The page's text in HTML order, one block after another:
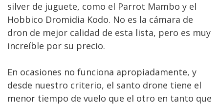
silver de juguete, como el Parrot Mambo y el
Hobbico Dromidia Kodo. No es la cámara de
dron de mejor calidad de esta lista, pero es muy
increíble por su precio.
En ocasiones no funciona apropiadamente, y
desde nuestro criterio, el santo drone tiene el
menor tiempo de vuelo que el otro en tanto que